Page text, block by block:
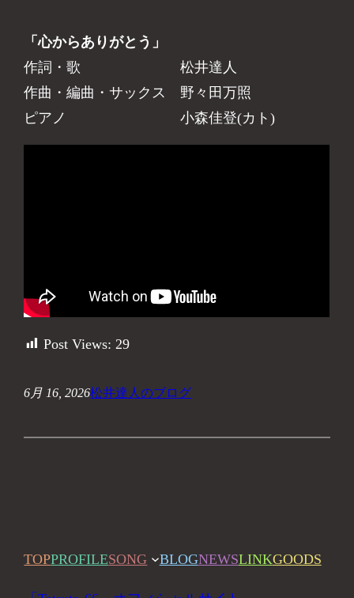
「心からありがとう」
作詞・歌 松井達人
作曲・編曲・サックス 野々田万照
ピアノ 小森佳登(カト)
Post Views: 29
6月 16, 2026松井達人のブログ
TOPPROFILESONG BLOGNEWSLINKGOODS